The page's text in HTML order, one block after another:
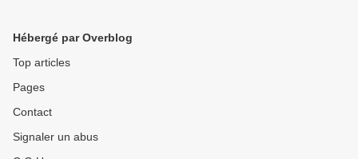
Hébergé par Overblog
Top articles
Pages
Contact
Signaler un abus